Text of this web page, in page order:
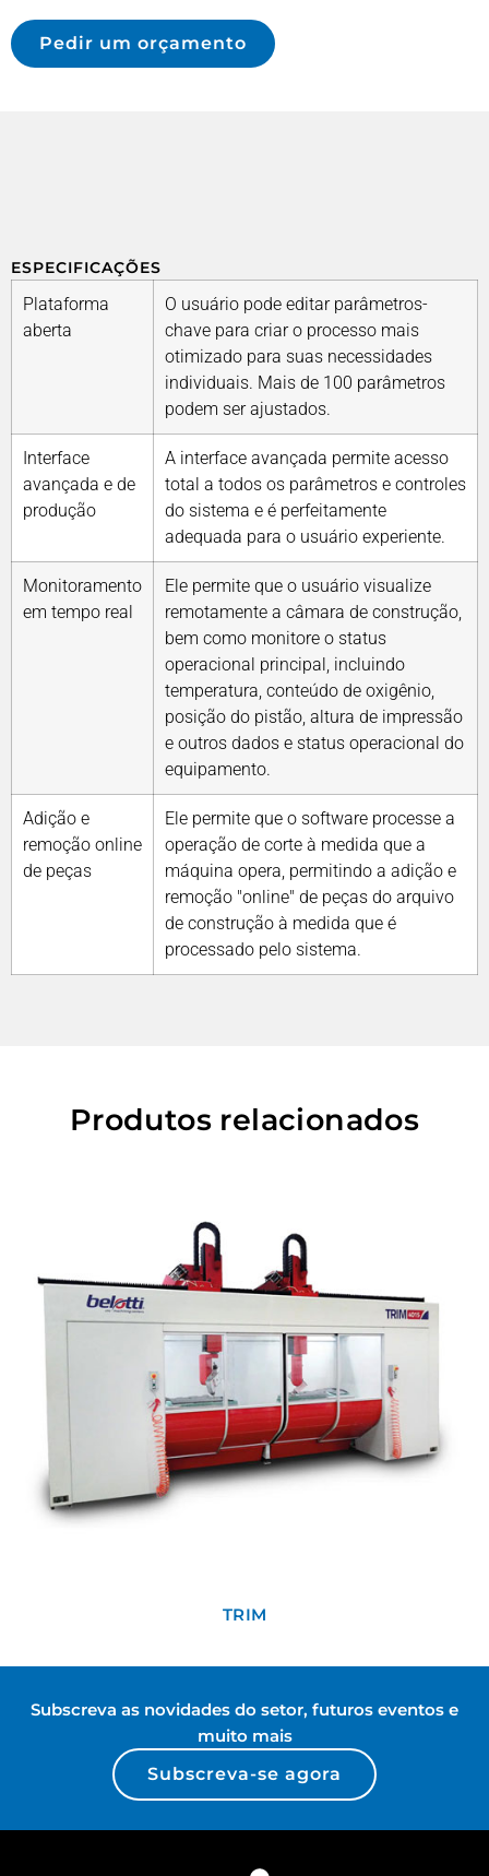
Pedir um orçamento
ESPECIFICAÇÕES
Plataforma
aberta
O usuário pode editar parâmetros-
chave para criar o processo mais
otimizado para suas necessidades
individuais. Mais de 100 parâmetros
podem ser ajustados.
Interface
avançada e de
produção
A interface avançada permite acesso
total a todos os parâmetros e controles
do sistema e é perfeitamente
adequada para o usuário experiente.
Monitoramento
em tempo real
Ele permite que o usuário visualize
remotamente a câmara de construção,
bem como monitore o status
operacional principal, incluindo
temperatura, conteúdo de oxigênio,
posição do pistão, altura de impressão
e outros dados e status operacional do
equipamento.
Adição e
remoção online
de peças
Ele permite que o software processe a
operação de corte à medida que a
máquina opera, permitindo a adição e
remoção "online" de peças do arquivo
de construção à medida que é
processado pelo sistema.
Produtos relacionados
TRIM
Subscreva as novidades do setor, futuros eventos e
muito mais
Subscreva-se agora